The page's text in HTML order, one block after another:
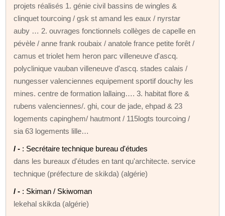
projets réalisés 1. génie civil bassins de wingles &
clinquet tourcoing / gsk st amand les eaux / nyrstar
auby … 2. ouvrages fonctionnels collèges de capelle en
pévèle / anne frank roubaix / anatole france petite forêt /
camus et triolet hem heron parc villeneuve d'ascq.
polyclinique vauban villeneuve d'ascq. stades calais /
nungesser valenciennes equipement sportif douchy les
mines. centre de formation lallaing…. 3. habitat flore &
rubens valenciennes/. ghi, cour de jade, ehpad & 23
logements capinghem/ hautmont / 115logts tourcoing /
sia 63 logements lille…
/ - : Secrétaire technique bureau d'études
dans les bureaux d'études en tant qu'architecte. service
technique (préfecture de skikda) (algérie)
/ - : Skiman / Skiwoman
lekehal skikda (algérie)